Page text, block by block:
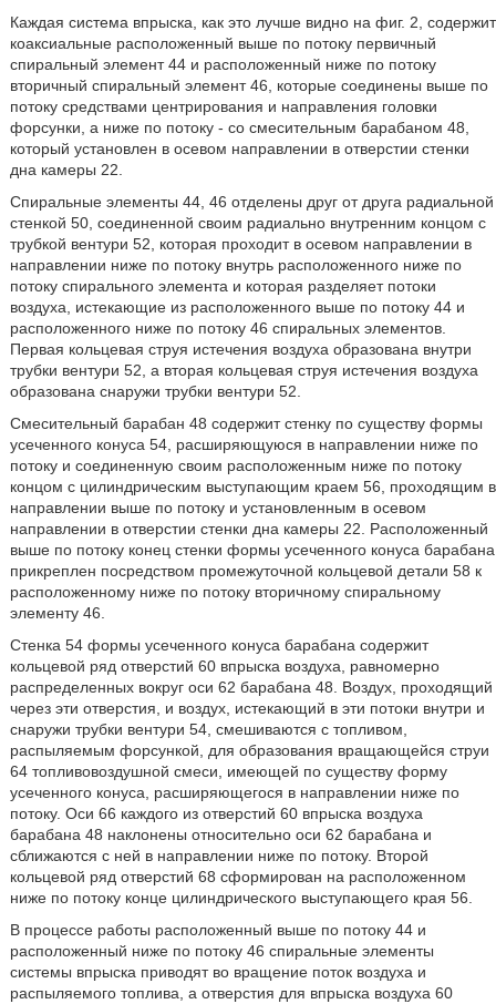
Каждая система впрыска, как это лучше видно на фиг. 2, содержит
коаксиальные расположенный выше по потоку первичный
спиральный элемент 44 и расположенный ниже по потоку
вторичный спиральный элемент 46, которые соединены выше по
потоку средствами центрирования и направления головки
форсунки, а ниже по потоку - со смесительным барабаном 48,
который установлен в осевом направлении в отверстии стенки
дна камеры 22.
Спиральные элементы 44, 46 отделены друг от друга радиальной
стенкой 50, соединенной своим радиально внутренним концом с
трубкой вентури 52, которая проходит в осевом направлении в
направлении ниже по потоку внутрь расположенного ниже по
потоку спирального элемента и которая разделяет потоки
воздуха, истекающие из расположенного выше по потоку 44 и
расположенного ниже по потоку 46 спиральных элементов.
Первая кольцевая струя истечения воздуха образована внутри
трубки вентури 52, а вторая кольцевая струя истечения воздуха
образована снаружи трубки вентури 52.
Смесительный барабан 48 содержит стенку по существу формы
усеченного конуса 54, расширяющуюся в направлении ниже по
потоку и соединенную своим расположенным ниже по потоку
концом с цилиндрическим выступающим краем 56, проходящим в
направлении выше по потоку и установленным в осевом
направлении в отверстии стенки дна камеры 22. Расположенный
выше по потоку конец стенки формы усеченного конуса барабана
прикреплен посредством промежуточной кольцевой детали 58 к
расположенному ниже по потоку вторичному спиральному
элементу 46.
Стенка 54 формы усеченного конуса барабана содержит
кольцевой ряд отверстий 60 впрыска воздуха, равномерно
распределенных вокруг оси 62 барабана 48. Воздух, проходящий
через эти отверстия, и воздух, истекающий в эти потоки внутри и
снаружи трубки вентури 54, смешиваются с топливом,
распыляемым форсункой, для образования вращающейся струи
64 топливовоздушной смеси, имеющей по существу форму
усеченного конуса, расширяющегося в направлении ниже по
потоку. Оси 66 каждого из отверстий 60 впрыска воздуха
барабана 48 наклонены относительно оси 62 барабана и
сближаются с ней в направлении ниже по потоку. Второй
кольцевой ряд отверстий 68 сформирован на расположенном
ниже по потоку конце цилиндрического выступающего края 56.
В процессе работы расположенный выше по потоку 44 и
расположенный ниже по потоку 46 спиральные элементы
системы впрыска приводят во вращение поток воздуха и
распыляемого топлива, а отверстия для впрыска воздуха 60